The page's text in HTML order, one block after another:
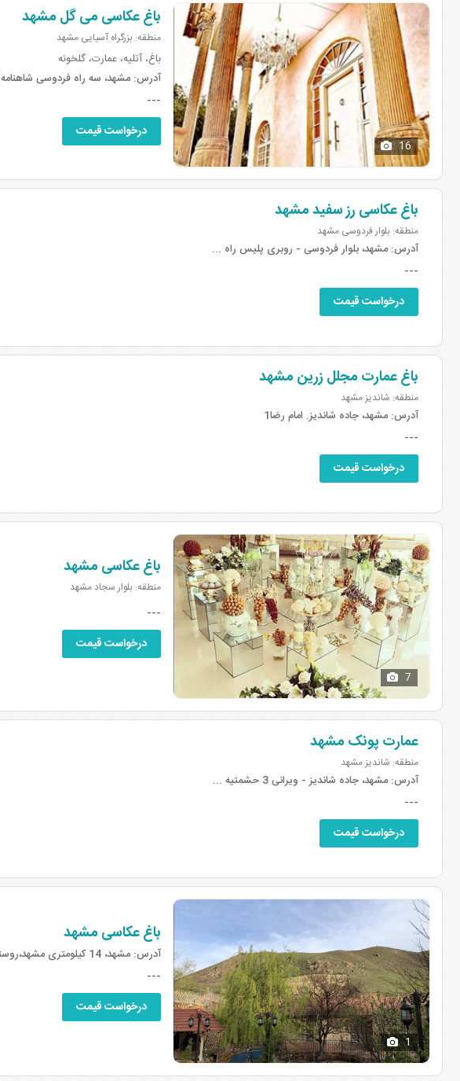
16
باغ عکاسی می گل مشهد
منطقه: بزرگراه آسیایی مشهد
باغ، آتلیه، عمارت، گلخونه
آدرس:مشهد، سه راه فردوسی شاهنامه 14 کوچه ...
---
درخواست قیمت
باغ عکاسی رز سفید مشهد
منطقه: بلوار فردوسی مشهد
آدرس:مشهد، بلوار فردوسی - روبری پلیس راه ...
---
درخواست قیمت
باغ عمارت مجلل زرین مشهد
منطقه: شاندیز مشهد
آدرس:مشهد، جاده شاندیز. امام رضا1
---
درخواست قیمت
7
باغ عکاسی مشهد
منطقه: بلوار سجاد مشهد
---
درخواست قیمت
عمارت پونک مشهد
منطقه: شاندیز مشهد
آدرس:مشهد، جاده شاندیز - ویرانی 3 حشمتیه ...
---
درخواست قیمت
1
باغ عکاسی مشهد
آدرس:مشهد، 14 کیلومتری مشهد،روستای عارفی ...
---
درخواست قیمت